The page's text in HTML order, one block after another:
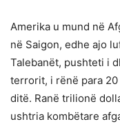
Amerika u mund në
në Saigon, edhe ajo
Talebanët, pushteti i
terrorit, i rënë para
ditë. Ranë trilionë
ushtria kombëtare